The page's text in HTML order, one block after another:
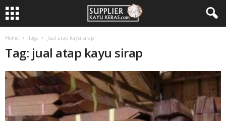
Home Tags Jual atap kayu sirap
Tag: jual atap kayu sirap